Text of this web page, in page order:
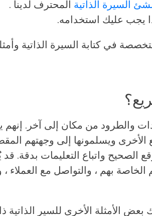
السيرة الذاتية المحترف لدينا .
يجب عليك استخدامه.
في كتابة السيرة الذاتية
والطرود من مكان إلى آخر. إنهم
الأخرى ويسلمونها إلى وجهتهم
الصحيح واتباع التعليمات بدقة.
بهم ، والتواصل مع العملاء ،
الأمثلة الأخرى للسير الذاتية